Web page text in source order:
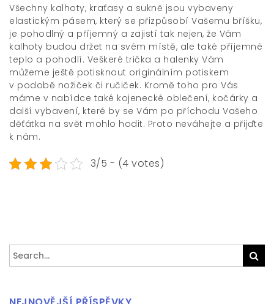
Všechny kalhoty, kraťasy a sukně jsou vybaveny
elastickým pásem, který se přizpůsobí Vašemu bříšku,
je pohodlný a příjemný a zajistí tak nejen, že Vám
kalhoty budou držet na svém místě, ale také příjemné
teplo a pohodlí. Veškeré trička a halenky Vám
můžeme ještě potisknout originálním potiskem
v podobě nožiček či ručiček. Kromě toho pro Vás
máme v nabídce také kojenecké oblečení, kočárky a
další vybavení, které by se Vám po příchodu Vašeho
děťátka na svět mohlo hodit. Proto neváhejte a přijďte
k nám.
3/5 - (4 votes)
Search
for: